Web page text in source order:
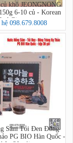
khô JEONGNONG
6-10 củ - Korean
Ginseng
098.679.8008
Sâm Tỏi Đen Đông
PG BIO Hàn Quốc -